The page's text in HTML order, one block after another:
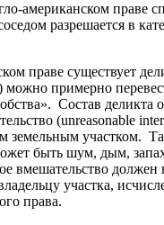
американском праве
разрешается в
праве существует
можно примерно
Состав деликта
(unreasonable
земельным участком.
быть шум, дым,
вмешательство должен
участка,
права.